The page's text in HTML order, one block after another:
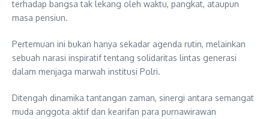
terhadap bangsa tak lekang oleh waktu, pangkat, ataupun
masa pensiun.
Pertemuan ini bukan hanya sekadar agenda rutin, melainkan
sebuah narasi inspiratif tentang solidaritas lintas generasi
dalam menjaga marwah institusi Polri.
Ditengah dinamika tantangan zaman, sinergi antara semangat
muda anggota aktif dan kearifan para purnawirawan